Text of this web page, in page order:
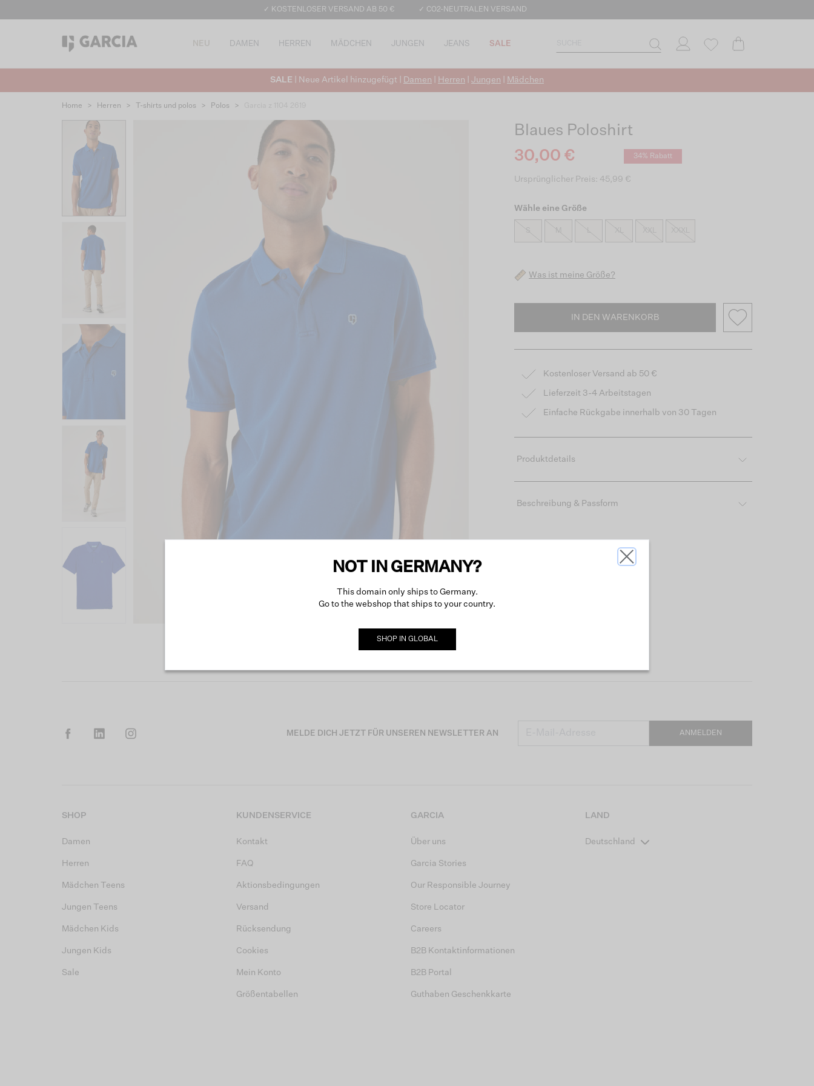
✓ KOSTENLOSER VERSAND AB 50 € ✓ CO2-NEUTRALEN VERSAND
NEU DAMEN HERREN MÄDCHEN JUNGEN JEANS SALE
SALE | Neue Artikel hinzugefügt | Damen Herren Jungen Mädchen
Home > Herren > T-shirts und polos > Polos >
Blaues Poloshirt
30,00 €
34% Rabatt
Ursprünglicher Preis: 45,99 €
Wähle eine Größe
M XL XXL XXXL
Was ist meine Größe?
IN DEN WARENKORB
Kostenloser Versand ab 50 €
Lieferzeit 3-4 Arbeitstagen
Einfache Rückgabe innerhalb von 30 Tagen
Produktdetails
Beschreibung & Passform
MELDE DICH JETZT FÜR UNSEREN NEWSLETTER AN ANMELDEN
SHOP
Damen
Herren
Mädchen Teens
Jungen Teens
Mädchen Kids
Jungen Kids
Sale
KUNDENSERVICE
Kontakt
FAQ
Aktionsbedingungen
Versand
Rücksendung
Cookies
Mein Konto
Größentabellen
GARCIA
Über uns
Garcia Stories
Our Responsible Journey
Store Locator
Careers
B2B Kontaktinformationen
B2B Portal
Guthaben Geschenkkarte
LAND
Deutschland
NOT IN GERMANY?
This domain only ships to Germany.
Go to the webshop that ships to your country.
SHOP IN GLOBAL